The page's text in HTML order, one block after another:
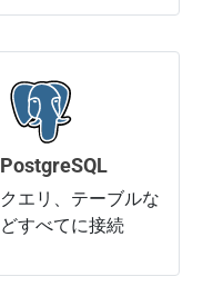
PostgreSQL
クエリ、テーブルな
どすべてに接続